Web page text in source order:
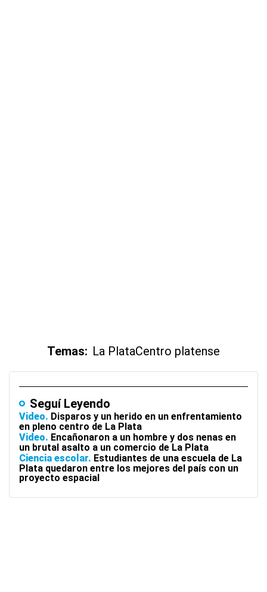
Temas: La PlataCentro platense
Seguí Leyendo
Video
Disparos y un herido en un enfrentamiento
en pleno centro de La Plata
Video
Encañonaron a un hombre y dos nenas en
un brutal asalto a un comercio de La Plata
Ciencia escolar
Estudiantes de una escuela de La
Plata quedaron entre los mejores del país con un
proyecto espacial